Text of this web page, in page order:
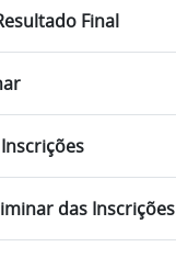
Final
das Inscrições